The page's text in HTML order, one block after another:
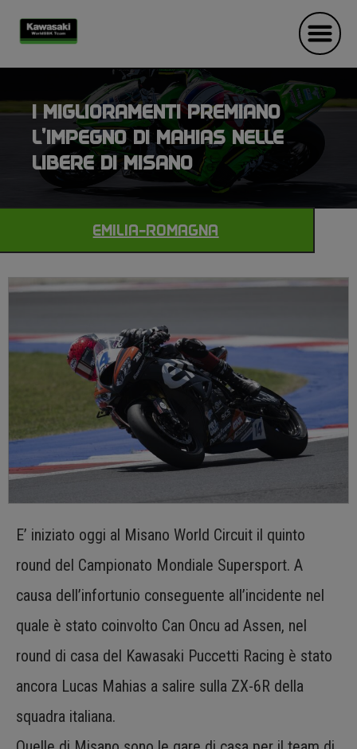
I MIGLIORAMENTI PREMIANO
L’IMPEGNO DI MAHIAS NELLE
LIBERE DI MISANO
EMILIA-ROMAGNA
E’ iniziato oggi al Misano World Circuit il quinto
round del Campionato Mondiale Supersport. A
causa dell’infortunio conseguente all’incidente nel
quale è stato coinvolto Can Oncu ad Assen, nel
round di casa del Kawasaki Puccetti Racing è stato
ancora Lucas Mahias a salire sulla ZX-6R della
squadra italiana.